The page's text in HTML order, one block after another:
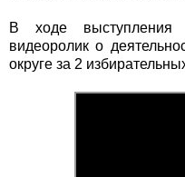
В ходе выступления
видеоролик о
округе за 2